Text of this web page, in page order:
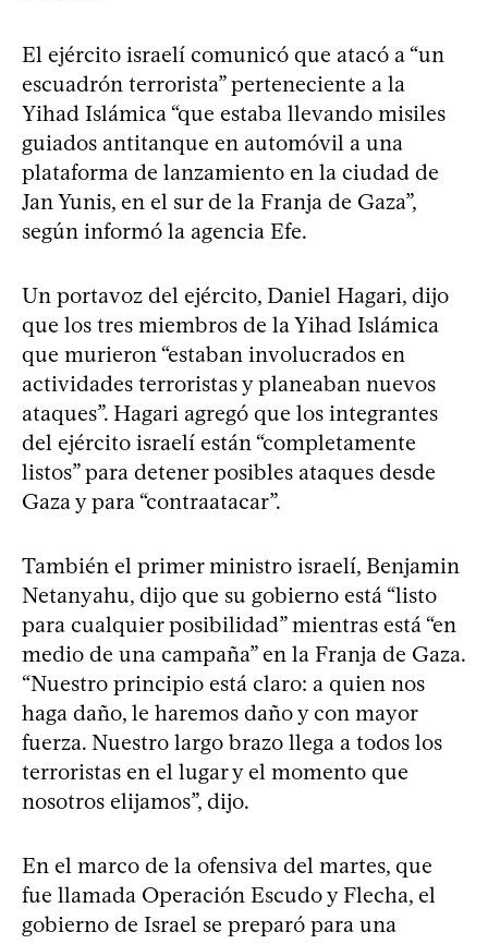
El ejército israelí comunicó que atacó a “un
escuadrón terrorista” perteneciente a la
Yihad Islámica “que estaba llevando misiles
guiados antitanque en automóvil a una
plataforma de lanzamiento en la ciudad de
Jan Yunis, en el sur de la Franja de Gaza”,
según informó la agencia Efe.
Un portavoz del ejército, Daniel Hagari, dijo
que los tres miembros de la Yihad Islámica
que murieron “estaban involucrados en
actividades terroristas y planeaban nuevos
ataques”. Hagari agregó que los integrantes
del ejército israelí están “completamente
listos” para detener posibles ataques desde
Gaza y para “contraatacar”.
También el primer ministro israelí, Benjamin
Netanyahu, dijo que su gobierno está “listo
para cualquier posibilidad” mientras está “en
medio de una campaña” en la Franja de Gaza.
“Nuestro principio está claro: a quien nos
haga daño, le haremos daño y con mayor
fuerza. Nuestro largo brazo llega a todos los
terroristas en el lugar y el momento que
nosotros elijamos”, dijo.
En el marco de la ofensiva del martes, que
fue llamada Operación Escudo y Flecha, el
gobierno de Israel se preparó para una